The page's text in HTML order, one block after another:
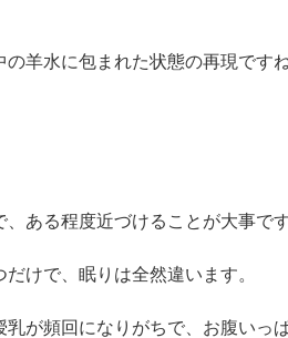
の羊水に包まれた状態の再現です
ある程度近づけることが大事です
けで、眠りは全然違います。
が頻回になりがちで、お腹いっ